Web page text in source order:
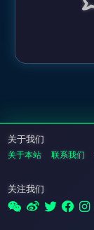
关于我们
关于本站 联系我们
关注我们